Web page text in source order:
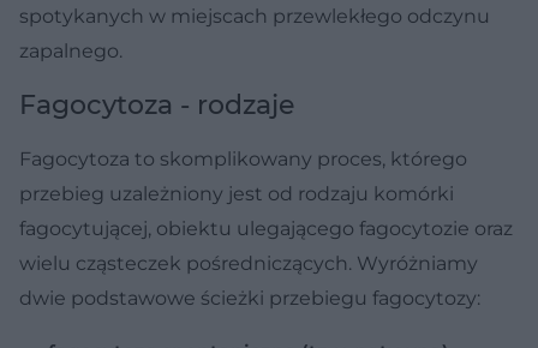
spotykanych w miejscach przewlekłego odczynu
zapalnego.
Fagocytoza - rodzaje
Fagocytoza to skomplikowany proces, którego
przebieg uzależniony jest od rodzaju komórki
fagocytującej, obiektu ulegającego fagocytozie oraz
wielu cząsteczek pośredniczących. Wyróżniamy
dwie podstawowe ścieżki przebiegu fagocytozy: